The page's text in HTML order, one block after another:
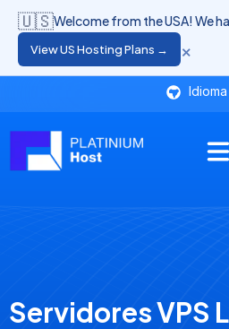
Idioma
🇺🇸Welcome from the USA! We
View US Hosting Plans → ×
Servidores VPS